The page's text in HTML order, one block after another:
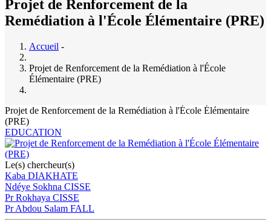
Projet de Renforcement de la
Remédiation à l'École Élémentaire (PRE)
Accueil -
Projet de Renforcement de la Remédiation à l'École
Élémentaire (PRE)
Projet de Renforcement de la Remédiation à l'École Élémentaire
(PRE)
EDUCATION
Le(s) chercheur(s)
Kaba DIAKHATE
Ndéye Sokhna CISSE
Pr Rokhaya CISSE
Pr Abdou Salam FALL